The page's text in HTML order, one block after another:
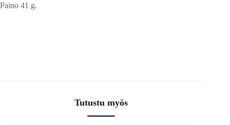
Paino 41 g.
Tutustu myös